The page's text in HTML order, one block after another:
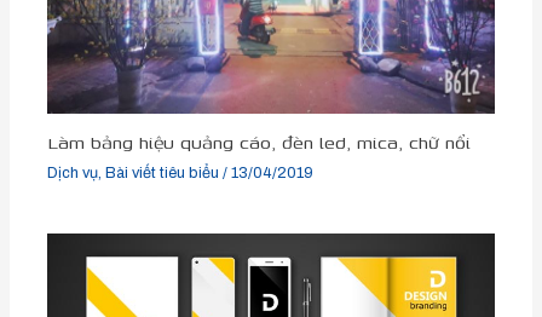
Làm bảng hiệu quảng cáo, đèn led, mica, chữ nổi
Dịch vụ, Bài viết tiêu biểu /13/04/2019